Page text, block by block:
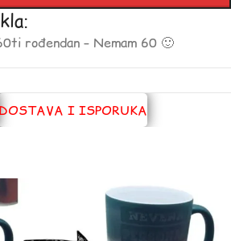
rođendan – Nemam 60 🙂
DOSTAVA I ISPORUKA